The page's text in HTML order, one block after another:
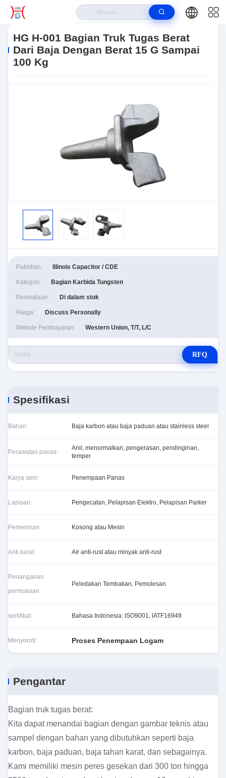
Tugas Berat Dari Baja Dengan Berat 15 G Sampai 100 Kg
HG H-001 Bagian Truk Tugas Berat
Dari Baja Dengan Berat 15 G Sampai
100 Kg
Pabrikan: Illinois Capacitor / CDE
Kategori: Bagian Karbida Tungsten
Persediaan: Di dalam stok
Harga: Discuss Personally
Metode Pembayaran: Western Union, T/T, L/C
RFQ
Spesifikasi
Bahan: Baja karbon atau baja paduan atau stainless steel
Perawatan panas:
Anil, menormalkan, pengerasan, pendinginan,
temper
Karya seni: Penempaan Panas
Lapisan: Pengecatan, Pelapisan Elektro, Pelapisan Parker
Pemesinan: Kosong atau Mesin
Anti karat: Air anti-rust atau minyak anti-rust
Penanganan
permukaan:
Peledakan Tembakan, Pemolesan
sertifikat: Bahasa Indonesia: ISO9001, IATF16949
Menyoroti: Proses Penempaan Logam
Pengantar
Bagian truk tugas berat:
Kita dapat menandai bagian dengan gambar teknis atau
sampel dengan bahan yang dibutuhkan seperti baja
karbon, baja paduan, baja tahan karat, dan sebagainya.
Kami memiliki mesin peres gesekan dari 300 ton hingga